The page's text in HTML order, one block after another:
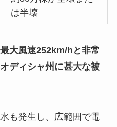
は半壊
大風速252km/hと非常
ディシャ州に甚大な被
も発生し、広範囲で電